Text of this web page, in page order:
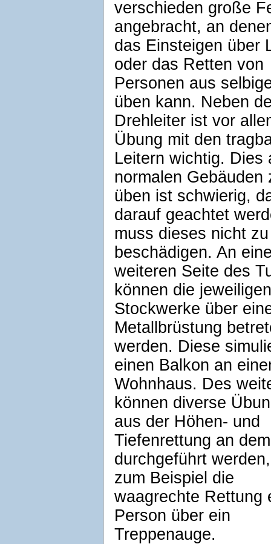
verschieden große
angebracht, an
das Einsteigen über
oder das Retten von
Personen aus
üben kann. Neben
Drehleiter ist vor
Übung mit den
Leitern wichtig. Dies
normalen Gebäuden
üben ist schwierig,
darauf geachtet
muss dieses nicht zu
beschädigen. An
weiteren Seite des
können die jeweiligen
Stockwerke über
Metallbrüstung
werden. Diese
einen Balkon an
Wohnhaus. Des
können diverse
aus der Höhen- und
Tiefenrettung an
durchgeführt
zum Beispiel die
waagrechte Rettung
Person über ein
Treppenauge.